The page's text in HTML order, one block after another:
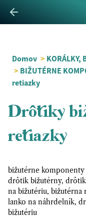
Domov > KORÁLKY,
> BIŽUTÉRNE
retiazky
Drôtiky
retiazky
bižutérne
drôtik bižutérny,
na bižutériu, bižutérna
lanko na náhrdelník,
bižutériu